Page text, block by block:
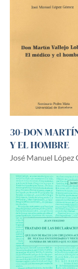
30-DON
Y EL HOMBRE
José Manuel López